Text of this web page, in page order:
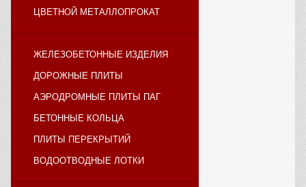
ЦВЕТНОЙ МЕТАЛЛОПРОКАТ
ЖЕЛЕЗОБЕТОННЫЕ ИЗДЕЛИЯ
ДОРОЖНЫЕ ПЛИТЫ
АЭРОДРОМНЫЕ ПЛИТЫ ПАГ
БЕТОННЫЕ КОЛЬЦА
ПЛИТЫ ПЕРЕКРЫТИЙ
ВОДООТВОДНЫЕ ЛОТКИ